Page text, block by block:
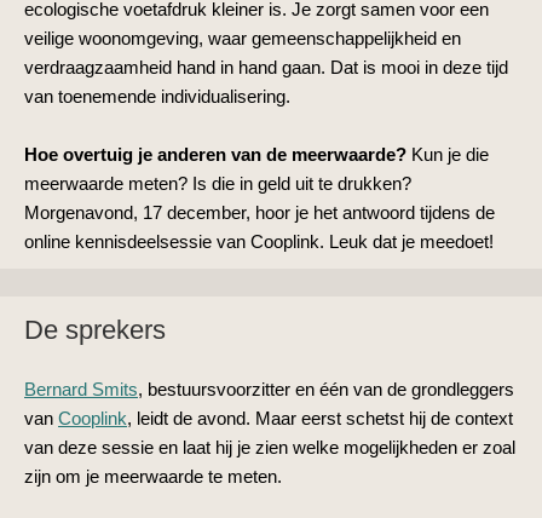
ecologische voetafdruk kleiner is. Je zorgt samen voor een
veilige woonomgeving, waar gemeenschappelijkheid en
verdraagzaamheid hand in hand gaan. Dat is mooi in deze tijd
van toenemende individualisering.
Hoe overtuig je anderen van de meerwaarde? Kun je die
meerwaarde meten? Is die in geld uit te drukken?
Morgenavond, 17 december, hoor je het antwoord tijdens de
online kennisdeelsessie van Cooplink. Leuk dat je meedoet!
De sprekers
Bernard Smits, bestuursvoorzitter en één van de grondleggers
van Cooplink, leidt de avond. Maar eerst schetst hij de context
van deze sessie en laat hij je zien welke mogelijkheden er zoal
zijn om je meerwaarde te meten.